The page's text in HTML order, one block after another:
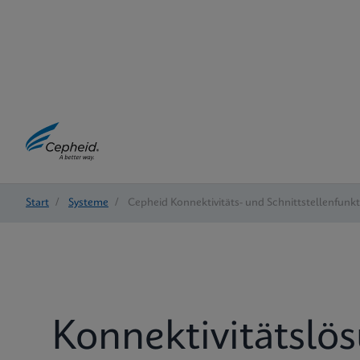
Start / Systeme / Cepheid Konnektivitäts- und